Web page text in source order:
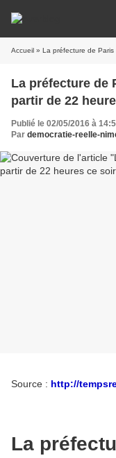
Accueil » La préfecture de
La préfecture de
partir de 22
Publié le 02/05/2016 à
Par democratie-reelle-
Source : http://
La